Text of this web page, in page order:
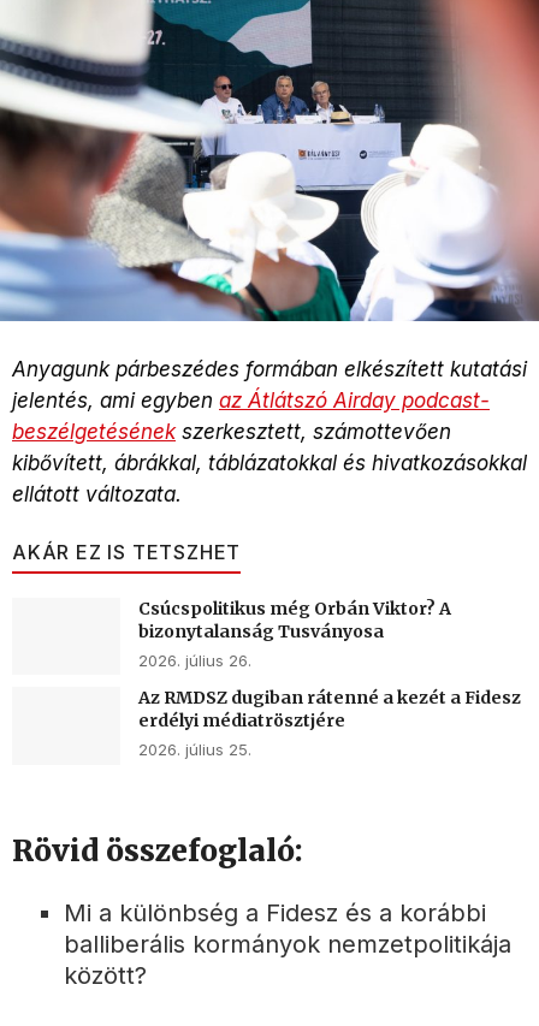
Anyagunk párbeszédes formában elkészített kutatási
jelentés, ami egyben az Átlátszó Airday podcast-
beszélgetésénekszerkesztett, számottevően
kibővített, ábrákkal, táblázatokkal és hivatkozásokkal
ellátott változata.
AKÁR EZ IS TETSZHET
Csúcspolitikus még Orbán Viktor? A
bizonytalanság Tusványosa
2026. július 26.
Az RMDSZ dugiban rátenné a kezét a Fidesz
erdélyi médiatrösztjére
2026. július 25.
Rövid összefoglaló:
Mi a különbség a Fidesz és a korábbi
balliberális kormányok nemzetpolitikája
között?